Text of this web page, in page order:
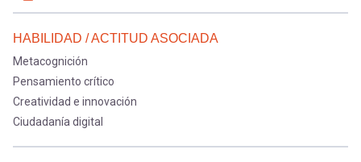
HABILIDAD / ACTITUD ASOCIADA
Metacognición
Pensamiento crítico
Creatividad e innovación
Ciudadanía digital